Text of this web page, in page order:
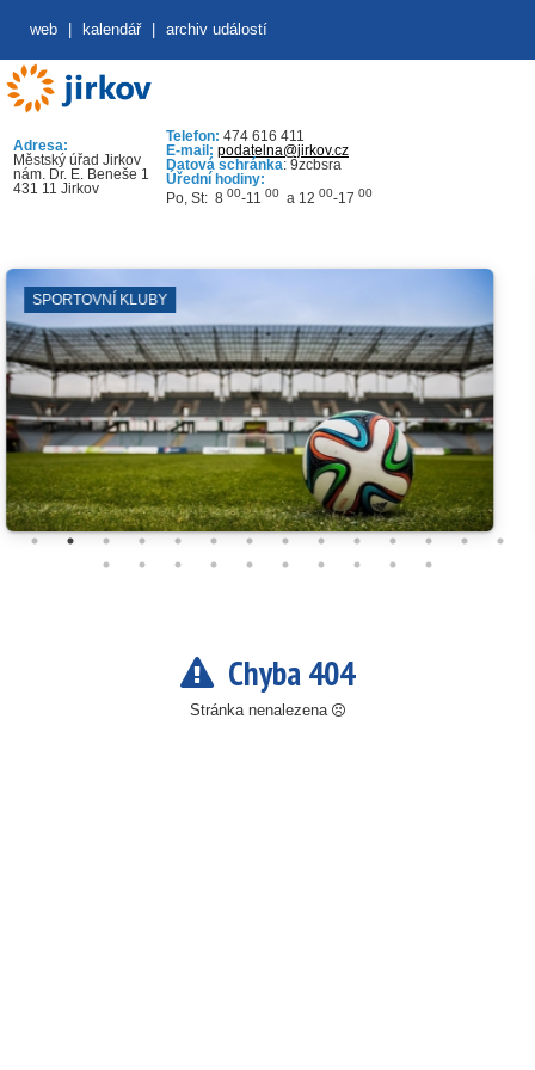
web kalendář archiv událostí
Adresa:
Městský úřad Jirkov
nám. Dr. E. Beneše 1
431 11 Jirkov
Telefon: 474 616 411
E-mail: podatelna@jirkov.cz
Datová schránka: 9zcbsra
Úřední hodiny:
Po, St: 8 00-11 00 a 12 00-17 00
KLUBY
Chyba 404
Stránka nenalezena